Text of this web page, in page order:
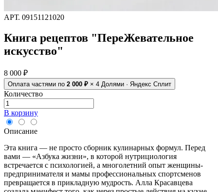
АРТ. 09151121020
Книга рецептов "ПереЖевательное
искусство"
8 000 ₽
Оплата частями по 2 000 ₽ × 4 Долями · Яндекс Сплит
Количество
В корзину
Описание
Эта книга — не просто сборник кулинарных формул. Перед
вами — «Азбука жизни», в которой нутрициология
встречается с психологией, а многолетний опыт женщины-
предпринимателя и мамы профессиональных спортсменов
превращается в прикладную мудрость. Алла Красавцева